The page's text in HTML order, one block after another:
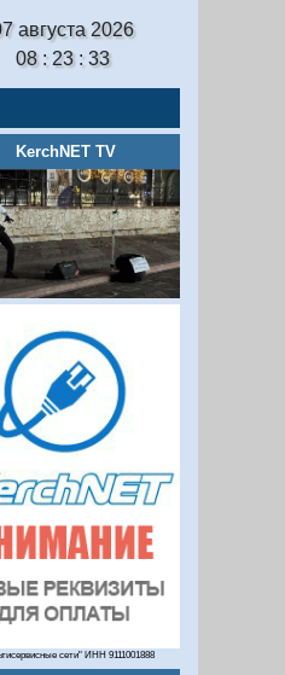
августа 2026
08 : 23 : 33
KerchNET TV
сети" ИНН 9111001888